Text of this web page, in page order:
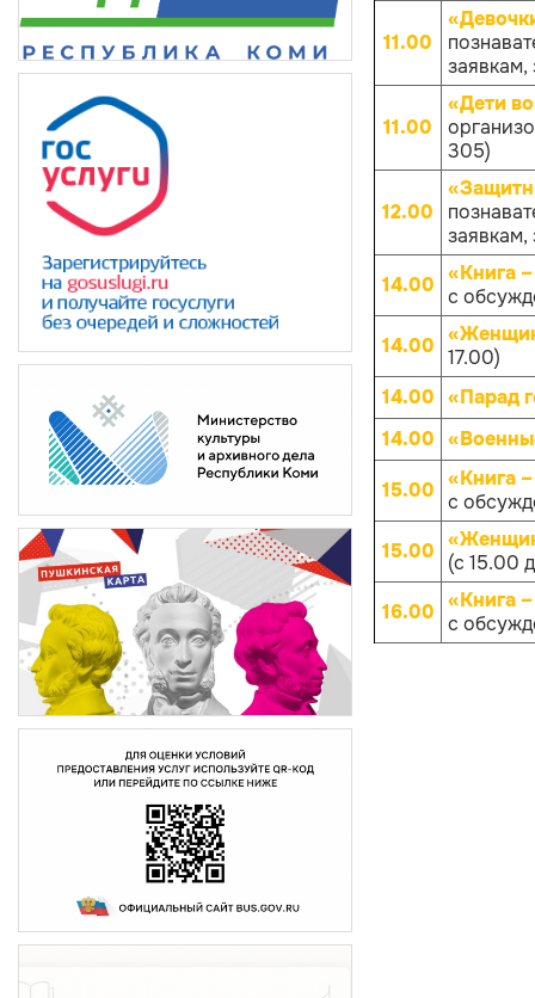
11.00
11.00
«Дети
305)
12.00
14.00 «Книга
с
14.00 17.00)
14.00 «Парад
14.00
15.00 «Книга
с
15.00
(с 15.00
16.00 «Книга
с